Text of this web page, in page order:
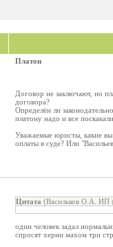
Платон
Договор не заключают, но
договора?
Определён ли
платону надо и все
Уважаемые юристы, какие вы
оплаты в суде? Или
Цитата (Васильков О.А. ИП
один человек задал
спросят херни махом три